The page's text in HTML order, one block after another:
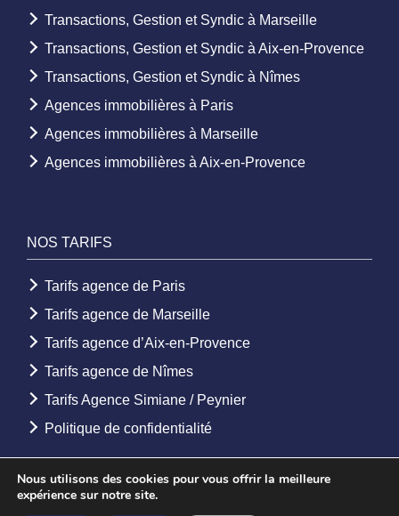
Transactions, Gestion et Syndic à Marseille
Transactions, Gestion et Syndic à Aix-en-Provence
Transactions, Gestion et Syndic à Nîmes
Agences immobilières à Paris
Agences immobilières à Marseille
Agences immobilières à Aix-en-Provence
NOS TARIFS
Tarifs agence de Paris
Tarifs agence de Marseille
Tarifs agence d’Aix-en-Provence
Tarifs agence de Nîmes
Tarifs Agence Simiane / Peynier
Politique de confidentialité
Nous utilisons des cookies pour vous offrir la meilleure
expérience sur notre site.